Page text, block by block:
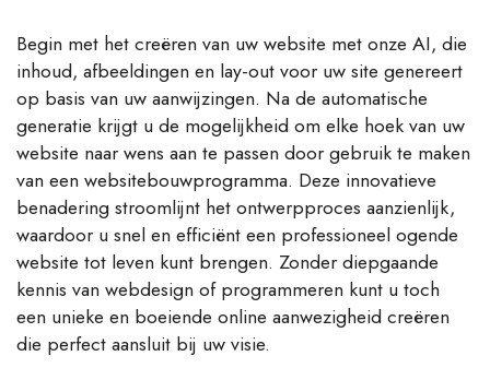
Begin met het creëren van uw website met onze AI, die
inhoud, afbeeldingen en lay-out voor uw site genereert
op basis van uw aanwijzingen. Na de automatische
generatie krijgt u de mogelijkheid om elke hoek van uw
website naar wens aan te passen door gebruik te maken
van een websitebouwprogramma. Deze innovatieve
benadering stroomlijnt het ontwerpproces aanzienlijk,
waardoor u snel en efficiënt een professioneel ogende
website tot leven kunt brengen. Zonder diepgaande
kennis van webdesign of programmeren kunt u toch
een unieke en boeiende online aanwezigheid creëren
die perfect aansluit bij uw visie.